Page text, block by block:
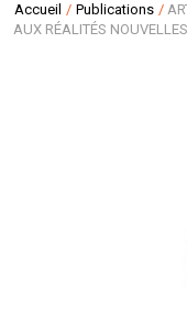
Accueil / Publications /
AUX RÉALITÉS